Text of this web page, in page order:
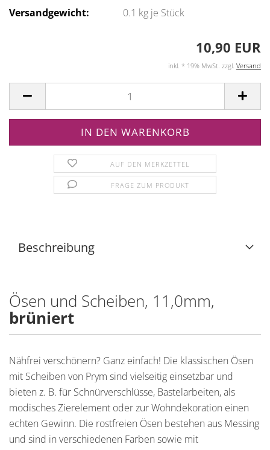
Versandgewicht: 0.1 kg je Stück
10,90 EUR
inkl. * 19% MwSt. zzgl. Versand
AUF DEN MERKZETTEL
FRAGE ZUM PRODUKT
Beschreibung
Ösen und Scheiben, 11,0mm,
brüniert
Nähfrei verschönern? Ganz einfach! Die klassischen Ösen
mit Scheiben von Prym sind vielseitig einsetzbar und
bieten z. B. für Schnürverschlüsse, Bastelarbeiten, als
modisches Zierelement oder zur Wohndekoration einen
echten Gewinn. Die rostfreien Ösen bestehen aus Messing
und sind in verschiedenen Farben sowie mit